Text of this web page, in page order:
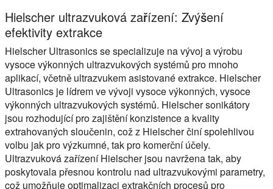
Hielscher ultrazvuková zařízení: Zvýšení
efektivity extrakce
Hielscher Ultrasonics se specializuje na vývoj a výrobu
vysoce výkonných ultrazvukových systémů pro mnoho
aplikací, včetně ultrazvukem asistované extrakce. Hielscher
Ultrasonics je lídrem ve vývoji vysoce výkonných, vysoce
výkonných ultrazvukových systémů. Hielscher sonikátory
jsou rozhodující pro zajištění konzistence a kvality
extrahovaných sloučenin, což z Hielscher činí spolehlivou
volbu jak pro výzkumné, tak pro komerční účely.
Ultrazvuková zařízení Hielscher jsou navržena tak, aby
poskytovala přesnou kontrolu nad ultrazvukovými parametry,
což umožňuje optimalizaci extrakčních procesů pro